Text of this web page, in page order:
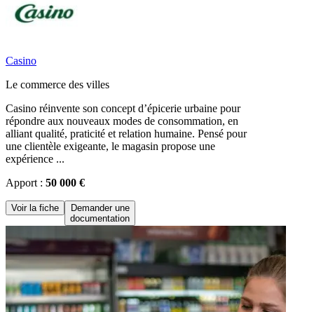
Casino
Le commerce des villes
Casino réinvente son concept d’épicerie urbaine pour
répondre aux nouveaux modes de consommation, en
alliant qualité, praticité et relation humaine. Pensé pour
une clientèle exigeante, le magasin propose une
expérience ...
Apport : 50 000 €
Voir la fiche
Demander une
documentation